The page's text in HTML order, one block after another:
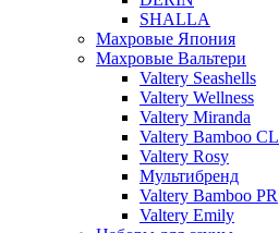
SHALLA
Махровые Япония
Махровые Вальтери
Valtery Seashells
Valtery Wellness
Valtery Miranda
Valtery Bamboo CL
Valtery Rosy
Мультибренд
Valtery Bamboo PR
Valtery Emily